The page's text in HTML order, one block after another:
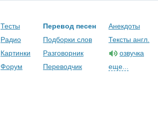
Тесты
Радио
Картинки
Форум
Перевод песен
Подборки слов
Разговорник
Переводчик
Анекдоты
Тексты англ.
озвучка
еще...